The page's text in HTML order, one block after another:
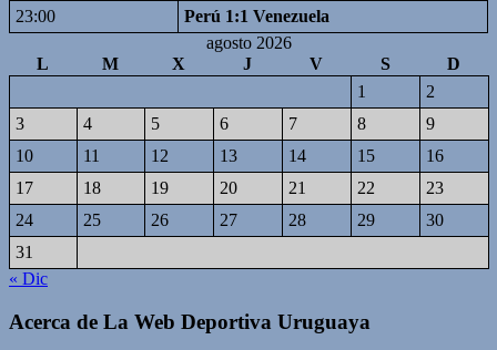
23:00
Perú 1:1 Venezuela
agosto 2026
L
M X J V S
D
1
2
3
4 5 6 7 8
9
10
11 12 13 14 15
16
17
18 19 20 21 22
23
24
25 26 27 28 29
30
31
« Dic
Acerca de La Web Deportiva Uruguaya